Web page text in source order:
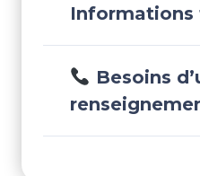
Informations
Besoins